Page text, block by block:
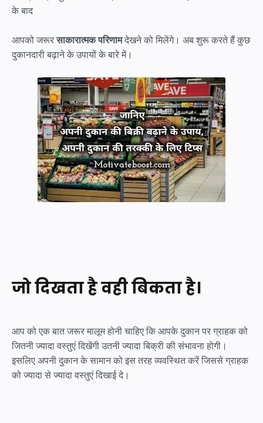
के बाद
आपको जरूरसाकारात्मक परिणामदेखने को मिलेंगे। अब शुरू करते हैं कुछ
दुकानदारी बढ़ाने के उपायों के बारे में।
जो दिखता है वही बिकता है।
आप को एक बात जरूर मालूम होनी चाहिए कि आपके दुकान पर ग्राहक को
जितनी ज्यादा वस्तुएं दिखेंगी उतनी ज्यादा बिक्री की संभावना होगी।
इसलिए अपनी दुकान के सामान को इस तरह व्यवस्थित करें जिससे ग्राहक
को ज्यादा से ज्यादा वस्तुएं दिखाई दे।